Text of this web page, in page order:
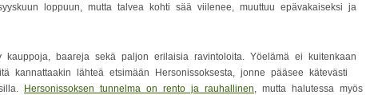
loppuun, mutta talvea kohti sää viilenee, muuttuu epävakaiseksi ja
kauppoja, baareja sekä paljon erilaisia ravintoloita. Yöelämä ei kuitenkaan
kannattaakin lähteä etsimään Hersonissoksesta, jonne pääsee kätevästi
Hersonissoksen tunnelma on rento ja rauhallinen, mutta halutessa myös